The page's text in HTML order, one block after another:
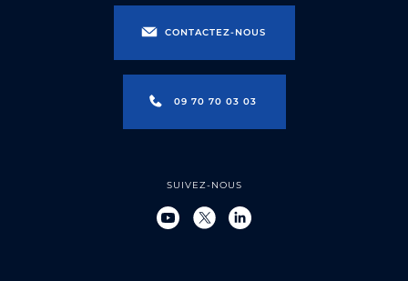
CONTACTEZ-NOUS
09 70 70 03 03
SUIVEZ-NOUS